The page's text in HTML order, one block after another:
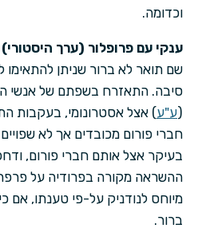
וכדומה.
ענקי עם פרופלור (ערך היסטורי)
שם תואר לא ברור שניתן להתאימו
סיבה. התאזרח בשפתם של אנשי
(ע"ע) אצל אסטרונומי, בעקבות
חברי פורום מכובדים אך לא
בעיקר אצל אותם חברי פורום,
ההשראה מקורה בפרודיה על
מיוחס לנודניק על-פי טענתו, אם
ברור.